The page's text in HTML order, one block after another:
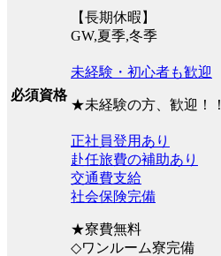
【長期休暇】
GW,夏季,冬季
必須資格
未経験・初心者も歓迎
★未経験の方、歓迎！！
正社員登用あり
赴任旅費の補助あり
交通費支給
社会保険完備
★寮費無料
◇ワンルーム寮完備